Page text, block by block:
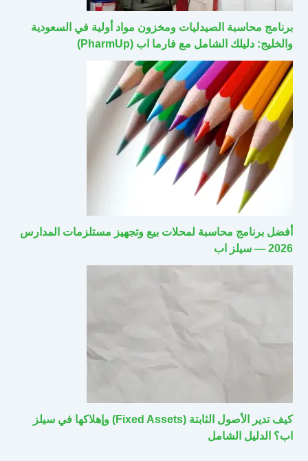
برنامج محاسبة الصيدليات ومخزون مواد أولية في السعودية
والخليج: دليلك الشامل مع فارما اب (PharmUp)
أفضل برنامج محاسبة لمحلات بيع وتجهيز مستلزمات المدارس
2026 — سيلز اب
كيف تدير الأصول الثابتة (Fixed Assets) وإهلاكها في سيلز
اب؟ الدليل الشامل